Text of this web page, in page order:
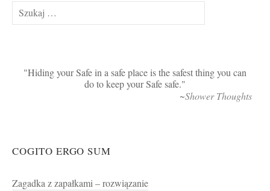
Szukaj:
Hiding your Safe in a safe place is the safest thing you can
do to keep your Safe safe.
~Shower Thoughts
COGITO ERGO SUM
Zagadka z zapałkami – rozwiązanie